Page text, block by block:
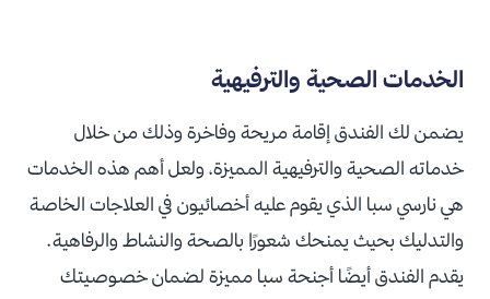
الخدمات الصحية والترفيهية
يضمن لك الفندق إقامة مريحة وفاخرة وذلك من خلال
خدماته الصحية والترفيهية المميزة، ولعل أهم هذه الخدمات
هي نارسي سبا الذي يقوم عليه أخصائيون في العلاجات الخاصة
والتدليك بحيث يمنحك شعورًا بالصحة والنشاط والرفاهية.
يقدم الفندق أيضًا أجنحة سبا مميزة لضمان خصوصيتك